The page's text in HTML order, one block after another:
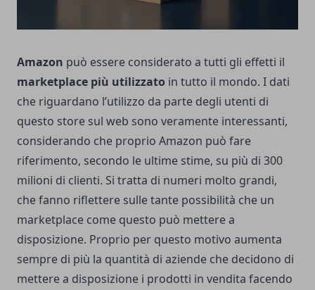
Amazon può essere considerato a tutti gli effetti il
marketplace più utilizzato in tutto il mondo. I dati
che riguardano l’utilizzo da parte degli utenti di
questo store sul web sono veramente interessanti,
considerando che proprio Amazon può fare
riferimento, secondo le ultime stime, su più di 300
milioni di clienti. Si tratta di numeri molto grandi,
che fanno riflettere sulle tante possibilità che un
marketplace come questo può mettere a
disposizione. Proprio per questo motivo aumenta
sempre di più la quantità di aziende che decidono di
mettere a disposizione i prodotti in vendita facendo